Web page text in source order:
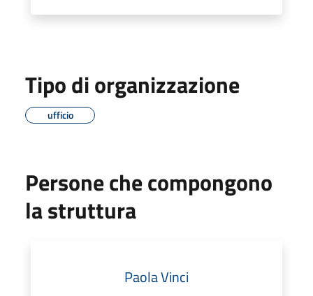
Tipo di organizzazione
ufficio
Persone che compongono
la struttura
Paola Vinci